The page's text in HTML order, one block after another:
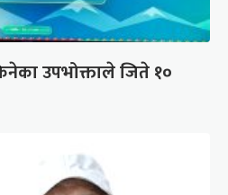
उपभोक्ताले जिते १०